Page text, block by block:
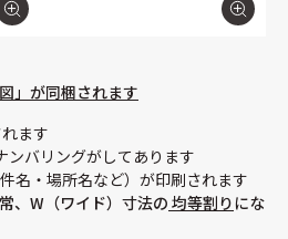
」が同梱されます
ます
ンバリングがしてあります
名・場所名など）が印刷されます
、W（ワイド）寸法の 均等割りにな